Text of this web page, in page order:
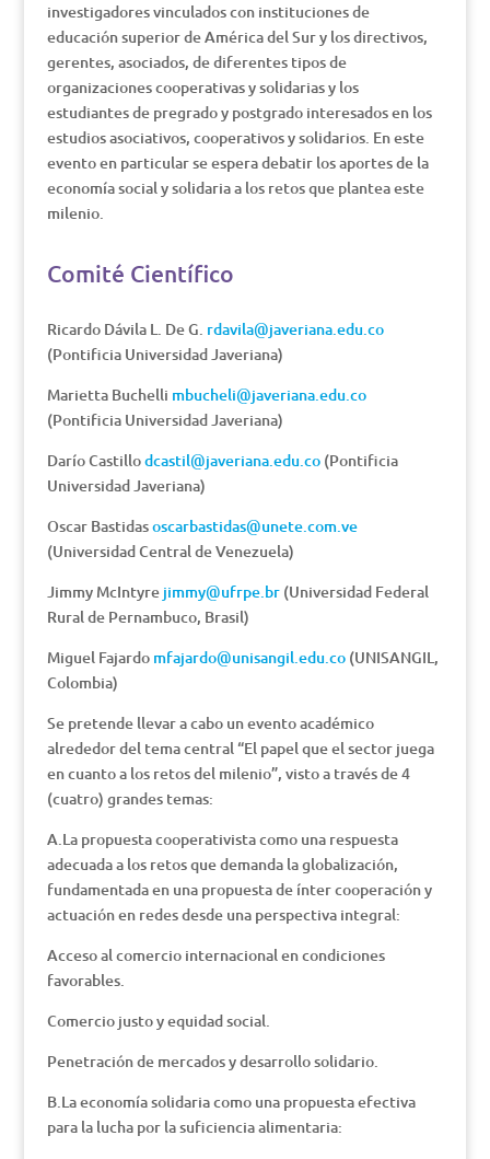
investigadores vinculados con instituciones de
educación superior de América del Sur y los directivos,
gerentes, asociados, de diferentes tipos de
organizaciones cooperativas y solidarias y los
estudiantes de pregrado y postgrado interesados en los
estudios asociativos, cooperativos y solidarios. En este
evento en particular se espera debatir los aportes de la
economía social y solidaria a los retos que plantea este
milenio.
Comité Científico
Ricardo Dávila L. De G. rdavila@javeriana.edu.co
(Pontificia Universidad Javeriana)
Marietta Buchelli mbucheli@javeriana.edu.co
(Pontificia Universidad Javeriana)
Darío Castillodcastil@javeriana.edu.co(Pontificia
Universidad Javeriana)
Oscar Bastidasoscarbastidas@unete.com.ve
(Universidad Central de Venezuela)
Jimmy McIntyre jimmy@ufrpe.br(Universidad Federal
Rural de Pernambuco, Brasil)
Miguel Fajardo mfajardo@unisangil.edu.co(UNISANGIL,
Colombia)
Se pretende llevar a cabo un evento académico
alrededor del tema central “El papel que el sector juega
en cuanto a los retos del milenio”, visto a través de 4
(cuatro) grandes temas:
A.La propuesta cooperativista como una respuesta
adecuada a los retos que demanda la globalización,
fundamentada en una propuesta de ínter cooperación y
actuación en redes desde una perspectiva integral:
Acceso al comercio internacional en condiciones
favorables.
Comercio justo y equidad social.
Penetración de mercados y desarrollo solidario.
B.La economía solidaria como una propuesta efectiva
para la lucha por la suficiencia alimentaria: